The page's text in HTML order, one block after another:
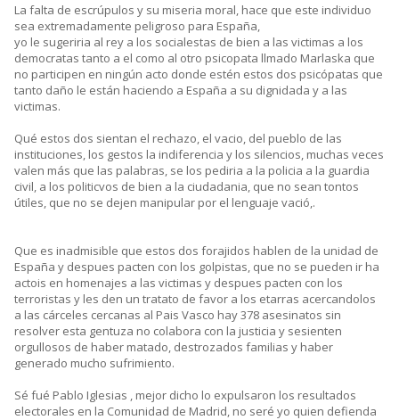
La falta de escrúpulos y su miseria moral, hace que este individuo
sea extremadamente peligroso para España,
yo le sugeriria al rey a los socialestas de bien a las victimas a los
democratas tanto a el como al otro psicopata llmado Marlaska que
no participen en ningún acto donde estén estos dos psicópatas que
tanto daño le están haciendo a España a su dignidada y a las
victimas.
Qué estos dos sientan el rechazo, el vacio, del pueblo de las
instituciones, los gestos la indiferencia y los silencios, muchas veces
valen más que las palabras, se los pediria a la policia a la guardia
civil, a los politicvos de bien a la ciudadania, que no sean tontos
útiles, que no se dejen manipular por el lenguaje vació,.
Que es inadmisible que estos dos forajidos hablen de la unidad de
España y despues pacten con los golpistas, que no se pueden ir ha
actois en homenajes a las victimas y despues pacten con los
terroristas y les den un tratato de favor a los etarras acercandolos
a las cárceles cercanas al Pais Vasco hay 378 asesinatos sin
resolver esta gentuza no colabora con la justicia y sesienten
orgullosos de haber matado, destrozados familias y haber
generado mucho sufrimiento.
Sé fué Pablo Iglesias , mejor dicho lo expulsaron los resultados
electorales en la Comunidad de Madrid, no seré yo quien defienda